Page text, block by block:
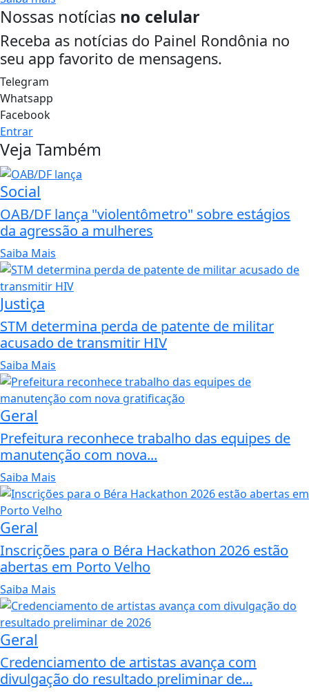
Nossas notícias no celular
Receba as notícias do Painel Rondônia no
seu app favorito de mensagens.
Telegram
Whatsapp
Facebook
Entrar
Veja Também
Social
OAB/DF lança "violentômetro" sobre estágios
da agressão a mulheres
Saiba Mais
Justiça
STM determina perda de patente de militar
acusado de transmitir HIV
Saiba Mais
Geral
Prefeitura reconhece trabalho das equipes de
manutenção com nova...
Saiba Mais
Geral
Inscrições para o Béra Hackathon 2026 estão
abertas em Porto Velho
Saiba Mais
Geral
Credenciamento de artistas avança com
divulgação do resultado preliminar de...